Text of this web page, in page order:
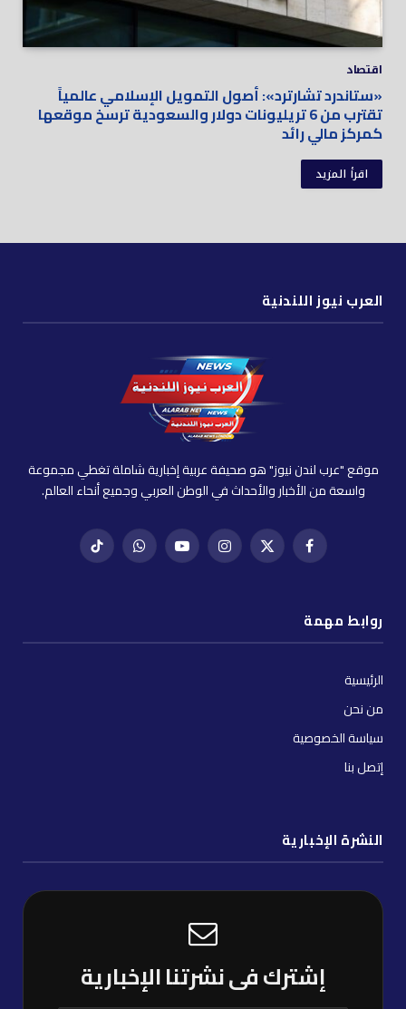
اقتصاد
«ستاندرد تشارترد»: أصول التمويل الإسلامي عالمياً
تقترب من 6 تريليونات دولار والسعودية ترسخ موقعها
كمركز مالي رائد
اقرأ المزيد
العرب نيوز اللندنية
موقع "عرب لندن نيوز" هو صحيفة عربية إخبارية شاملة تغطي مجموعة
واسعة من الأخبار والأحداث في الوطن العربي وجميع أنحاء العالم.
فيسبوكX
إنستغراميوتيوب واتساب تيك
روابط مهمة
الرئيسية
من نحن
سياسة الخصوصية
إتصل بنا
النشرة الإخبارية
إشترك فى نشرتنا الإخبارية